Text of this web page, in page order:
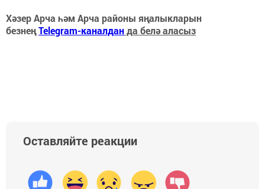
Хәзер Арча һәм Арча районы яңалыкларын
безнеңTelegram-каналданда белә аласыз
Оставляйте реакции